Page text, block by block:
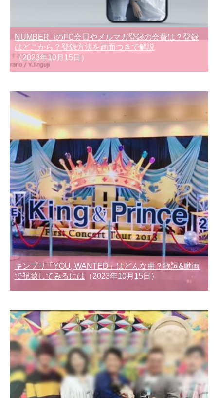
NUMBER_iのFC会員やメルマガ登録の会費は？登録
はどこから？登録方法を画面つきで解説
（2023年10月15日）
キンプリ「YOU, WANTED」はどんな曲？歌詞&動画
で視聴してみるには （2023年10月15日）